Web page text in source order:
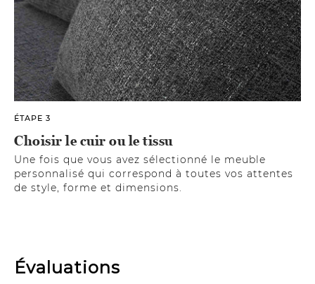
ÉTAPE 3
Choisir le cuir ou le tissu
Une fois que vous avez sélectionné le meuble
personnalisé qui correspond à toutes vos attentes
de style, forme et dimensions.